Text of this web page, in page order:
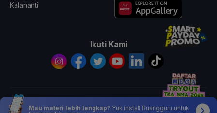
Kalananti
Ikuti Kami
© 2026 All Rights Reserved PT. Ruang Raya Indonesia
Mau materi lebih lengkap? Yuk install Ruangguru untuk